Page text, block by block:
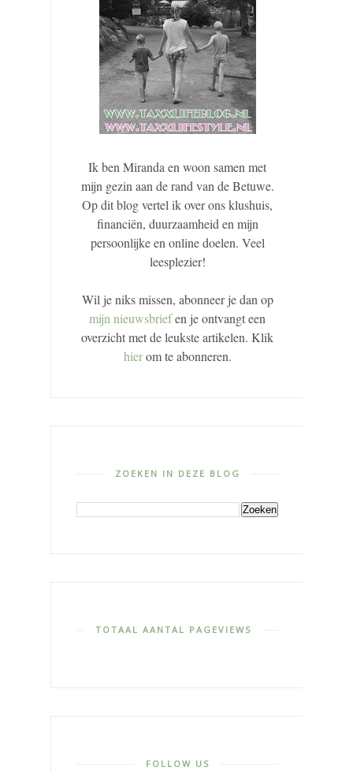
Ik ben Miranda en woon samen met
mijn gezin aan de rand van de Betuwe.
Op dit blog vertel ik over ons klushuis,
financiën, duurzaamheid en mijn
persoonlijke en online doelen. Veel
leesplezier!
Wil je niks missen, abonneer je dan op
mijn nieuwsbriefen je ontvangt een
overzicht met de leukste artikelen. Klik
hierom te abonneren.
ZOEKEN IN DEZE BLOG
TOTAAL AANTAL PAGEVIEWS
FOLLOW US